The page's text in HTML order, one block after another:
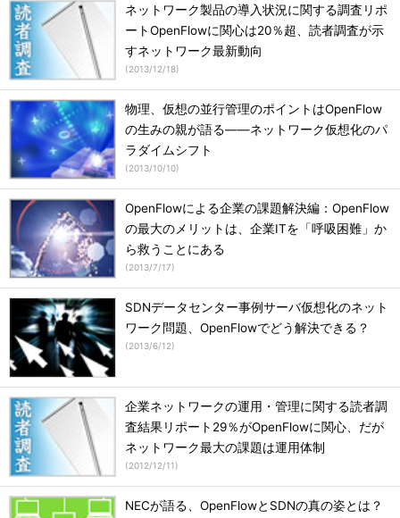
ネットワーク製品の導入状況に関する調査リポ
ートOpenFlowに関心は20％超、読者調査が示
すネットワーク最新動向
(2013/12/18)
物理、仮想の並行管理のポイントはOpenFlow
の生みの親が語る――ネットワーク仮想化のパ
ラダイムシフト
(2013/10/10)
OpenFlowによる企業の課題解決編：OpenFlow
の最大のメリットは、企業ITを「呼吸困難」か
ら救うことにある
(2013/7/17)
SDNデータセンター事例サーバ仮想化のネット
ワーク問題、OpenFlowでどう解決できる？
(2013/6/12)
企業ネットワークの運用・管理に関する読者調
査結果リポート29％がOpenFlowに関心、だが
ネットワーク最大の課題は運用体制
(2012/12/11)
NECが語る、OpenFlowとSDNの真の姿とは？